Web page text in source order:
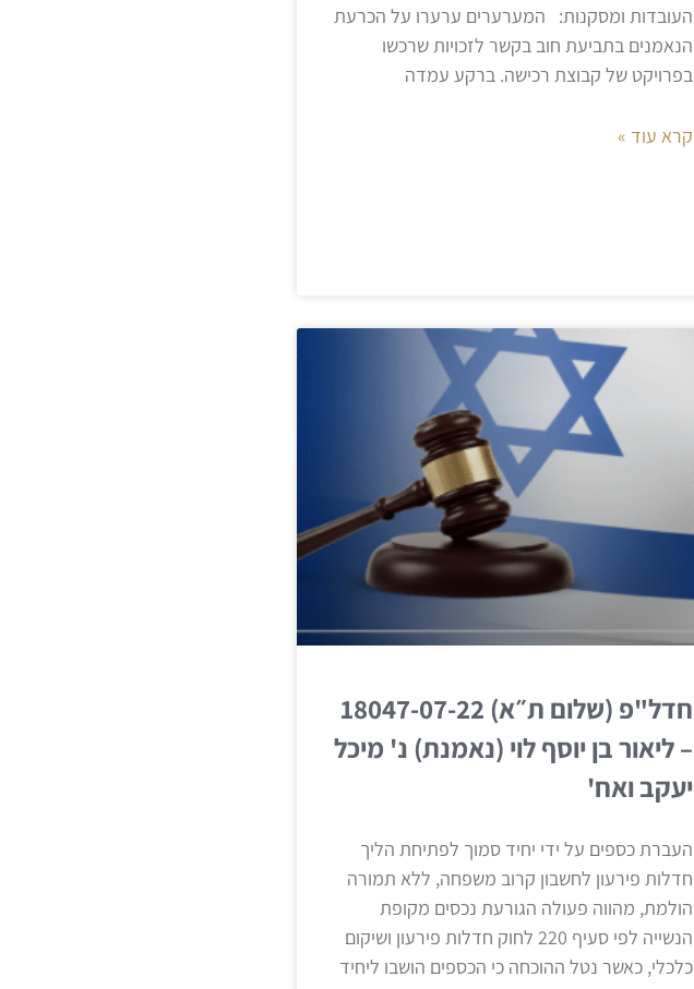
העובדות ומסקנות: המערערים ערערו על הכרעת
הנאמנים בתביעת חוב בקשר לזכויות שרכשו
בפרויקט של קבוצת רכישה. ברקע עמדה
קרא עוד »
חדל"פ (שלום ת״א) 18047-07-22
– ליאור בן יוסף לוי (נאמנת) נ' מיכל
יעקב ואח'
העברת כספים על ידי יחיד סמוך לפתיחת הליך
חדלות פירעון לחשבון קרוב משפחה, ללא תמורה
הולמת, מהווה פעולה הגורעת נכסים מקופת
הנשייה לפי סעיף 220 לחוק חדלות פירעון ושיקום
כלכלי, כאשר נטל ההוכחה כי הכספים הושבו ליחיד